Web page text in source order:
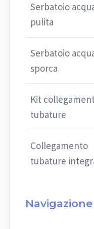
Serbatoio
pulita
Serbatoio
sporca
Kit
tubature
Collegamento
tubature